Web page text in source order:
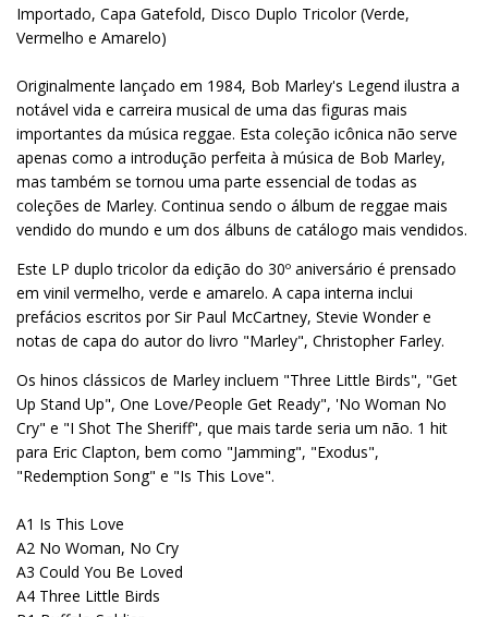
Importado, Capa Gatefold, Disco Duplo Tricolor (Verde,
Vermelho e Amarelo)
Originalmente lançado em 1984, Bob Marley's Legend ilustra a
notável vida e carreira musical de uma das figuras mais
importantes da música reggae. Esta coleção icônica não serve
apenas como a introdução perfeita à música de Bob Marley,
mas também se tornou uma parte essencial de todas as
coleções de Marley. Continua sendo o álbum de reggae mais
vendido do mundo e um dos álbuns de catálogo mais vendidos.
Este LP duplo tricolor da edição do 30º aniversário é prensado
em vinil vermelho, verde e amarelo. A capa interna inclui
prefácios escritos por Sir Paul McCartney, Stevie Wonder e
notas de capa do autor do livro "Marley", Christopher Farley.
Os hinos clássicos de Marley incluem "Three Little Birds", "Get
Up Stand Up", One Love/People Get Ready", 'No Woman No
Cry" e "I Shot The Sheriff", que mais tarde seria um não. 1 hit
para Eric Clapton, bem como "Jamming", "Exodus",
"Redemption Song" e "Is This Love".
A1 Is This Love
A2 No Woman, No Cry
A3 Could You Be Loved
A4 Three Little Birds